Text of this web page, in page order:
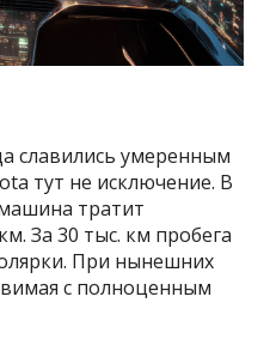
славились умеренным
тут не исключение. В
тратит
За 30 тыс. км пробега
При нынешних
с полноценным